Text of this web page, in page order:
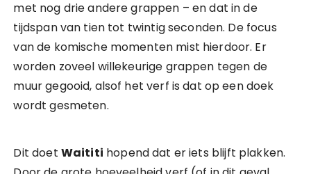
met nog drie andere grappen – en dat in de
tijdspan van tien tot twintig seconden. De focus
van de komische momenten mist hierdoor. Er
worden zoveel willekeurige grappen tegen de
muur gegooid, alsof het verf is dat op een doek
wordt gesmeten.
Dit doet Waititi hopend dat er iets blijft plakken.